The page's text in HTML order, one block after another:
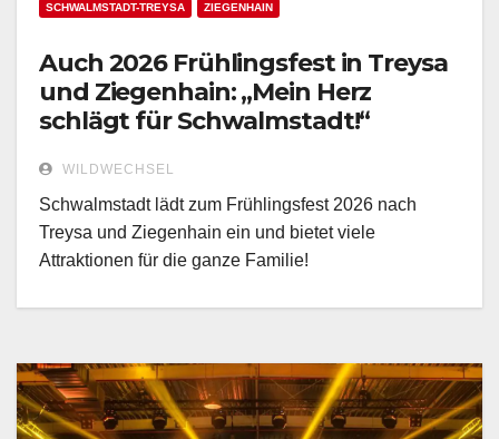
SCHWALMSTADT-TREYSA ZIEGENHAIN
Auch 2026 Frühlingsfest in Treysa
und Ziegenhain: „Mein Herz
schlägt für Schwalmstadt!“
WILDWECHSEL
Schwalmstadt lädt zum Frühlingsfest 2026 nach
Treysa und Ziegenhain ein und bietet viele
Attraktionen für die ganze Familie!